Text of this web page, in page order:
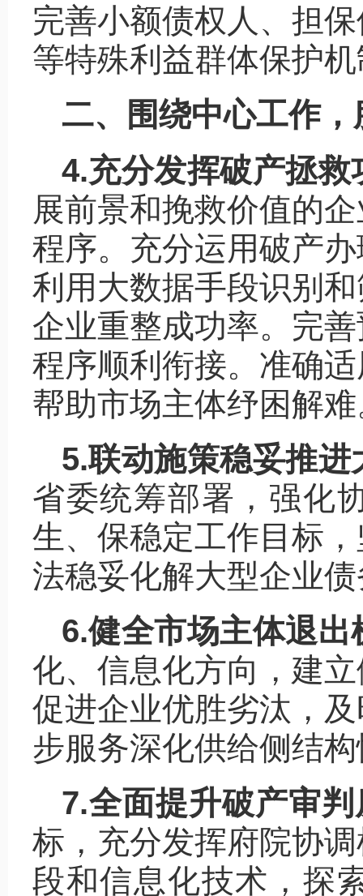
完善小额债权人、担
等特殊利益群体保护
二、围绕中心工作
4.充分发挥破产拯救
展前景和挽救价值的
程序。充分运用破产
利用大数据手段识别
企业重整成功率。完
程序顺利衔接。准确
帮助市场主体纾困解
5.联动施策稳妥推
省委统筹部署，强化
生、保稳定工作目标
法稳妥化解大型企业
6.健全市场主体退出
化、信息化方向，建
促进企业优胜劣汰，
步服务深化供给侧结
7.全面提升破产审
标，充分发挥府院协
段和信息化技术，探